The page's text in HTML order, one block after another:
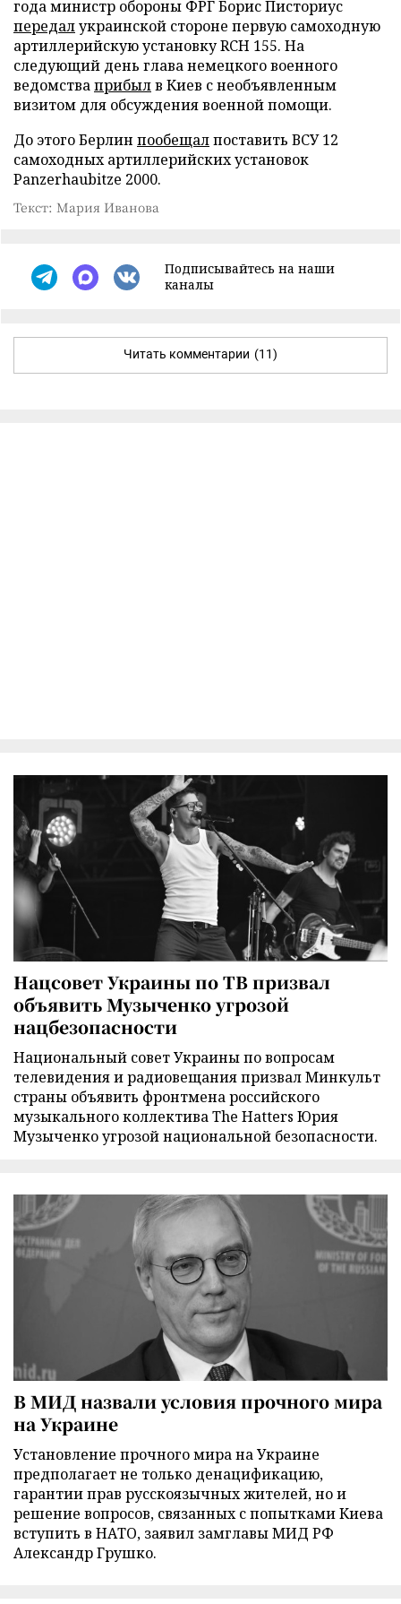
года министр обороны ФРГ Борис Писториус
передалукраинской стороне первую самоходную
артиллерийскую установку RCH 155. На
следующий день глава немецкого военного
ведомстваприбылв Киев с необъявленным
визитом для обсуждения военной помощи.
До этого Берлин пообещалпоставить ВСУ 12
самоходных артиллерийских установок
Panzerhaubitze 2000.
Текст: Мария Иванова
Подписывайтесь на наши
каналы
Читать комментарии (11)
Нацсовет Украины по ТВ призвал
объявить Музыченко угрозой
нацбезопасности
Национальный совет Украины по вопросам
телевидения и радиовещания призвал Минкульт
страны объявить фронтмена российского
музыкального коллектива The Hatters Юрия
Музыченко угрозой национальной безопасности.
В МИД назвали условия прочного мира
на Украине
Установление прочного мира на Украине
предполагает не только денацификацию,
гарантии прав русскоязычных жителей, но и
решение вопросов, связанных с попытками Киева
вступить в НАТО, заявил замглавы МИД РФ
Александр Грушко.